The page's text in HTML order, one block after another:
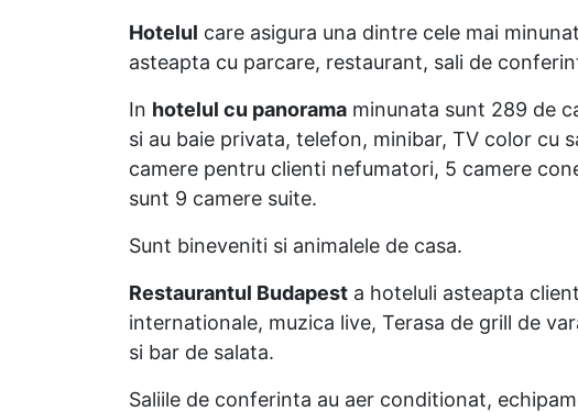
Hotelul care asigura una dintre cele mai
asteapta cu parcare, restaurant, sali de
In hotelul cu panorama minunata sunt 289 de
si au baie privata, telefon, minibar, TV color cu
camere pentru clienti nefumatori, 5 camere
sunt 9 camere suite.
Sunt bineveniti si animalele de casa.
Restaurantul Budapest a hoteluli asteapta
internationale, muzica live, Terasa de grill de
si bar de salata.
Saliile de conferinta au aer conditionat,